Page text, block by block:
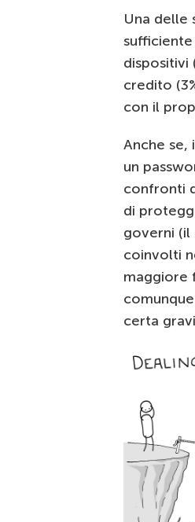
Una delle
dispositivi
credito
con il
Anche
un
confronti
di
governi (il
coinvolti
maggiore
certa